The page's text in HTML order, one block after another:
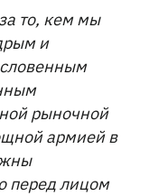
то, кем мы
и
рыночной
армией в
перед лицом